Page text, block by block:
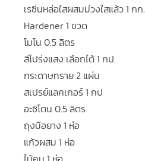
เรซิ่นหล่อใสผสมม่วงใสแล้ว 1 กก.
Hardener 1 ขวด
โมโน 0.5 ลิตร
สีโปร่งแสง เลือกได้ 1 กป.
กระดาษทราย 2 แผ่น
สเปรย์แลคเกอร์ 1 กป
อะซิโตน 0.5 ลิตร
ถุงมือยาง 1 ห่อ
แก้วผสม 1 ห่อ